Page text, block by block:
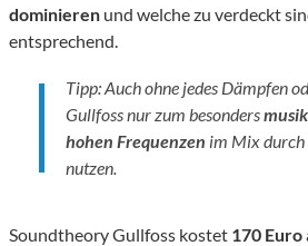
dominieren und welche zu verdeckt
entsprechend.
Tipp: Auch ohne jedes Dämpfen
Gullfoss nur zum besonders
hohen Frequenzen im Mix durch
nutzen.
Soundtheory Gullfoss kostet 170 Euro